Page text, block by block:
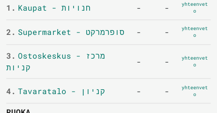
1.
Kaupat - חנויות - -
yhteenvet
o
2. Supermarket - סופרמרקט - -
yhteenvet
o
3. Ostoskeskus - מרכז
קניות
- -
yhteenvet
o
4. Tavaratalo - קניון - -
yhteenvet
o